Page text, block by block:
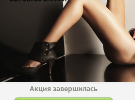
Акция завершилась